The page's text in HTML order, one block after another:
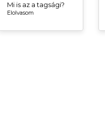
Mi is az a tagsági?
Elolvasom